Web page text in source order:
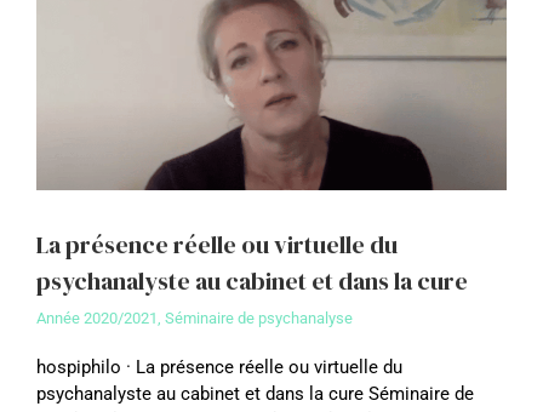
La présence réelle ou virtuelle du
psychanalyste au cabinet et dans la cure
Année 2020/2021, Séminaire de psychanalyse
hospiphilo · La présence réelle ou virtuelle du
psychanalyste au cabinet et dans la cure Séminaire de